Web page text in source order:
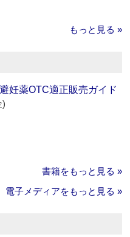
もっと見る »
妊薬OTC適正販売ガイド
)
書籍をもっと見る »
電子メディアをもっと見る »